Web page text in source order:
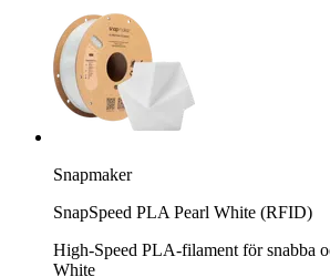
Snapmaker
SnapSpeed PLA Pearl White (RFID)
High-Speed PLA-filament för snabba
White